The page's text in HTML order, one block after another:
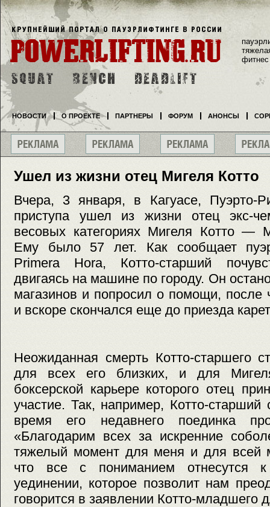
Ушел из жизни отец Мигеля Котто
Вчера, 3 января, в Кагуасе, Пуэрто-
приступа ушел из жизни отец экс-
весовых категориях Мигеля Котто —
Ему было 57 лет. Как сообщает
Primera Hora, Котто-старший
двигаясь на машине по городу. Он
магазинов и попросил о помощи, после
и вскоре скончался еще до приезда
Неожиданная смерть Котто-старшего
для всех его близких, и для
боксерской карьере которого отец
участие. Так, например, Котто-старший
время его недавнего поединка
«Благодарим всех за искренние
тяжелый момент для меня и для всей
что все с пониманием отнесутся
уединении, которое позволит нам
говорится в заявлении Котто-младшего
фитнес
НОВОСТИ О ПРОЕКТЕ ПАРТНЕРЫ ФОРУМ АНОНСЫ